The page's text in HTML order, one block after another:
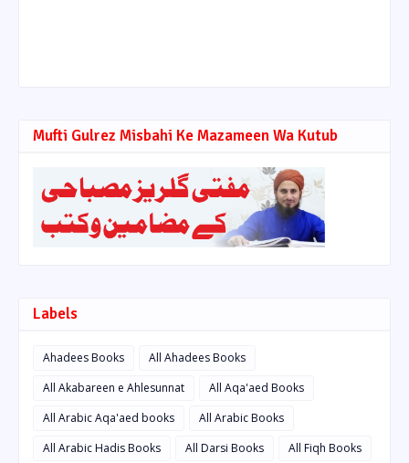
Mufti Gulrez Misbahi Ke Mazameen Wa Kutub
Labels
Ahadees Books
All Ahadees Books
All Akabareen e Ahlesunnat
All Aqa'aed Books
All Arabic Aqa'aed books
All Arabic Books
All Arabic Hadis Books
All Darsi Books
All Fiqh Books